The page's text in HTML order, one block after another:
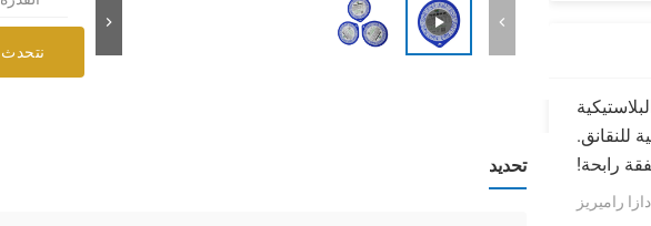
للنقانق.
رابحة!
راميريز
نتحدث
تحديد